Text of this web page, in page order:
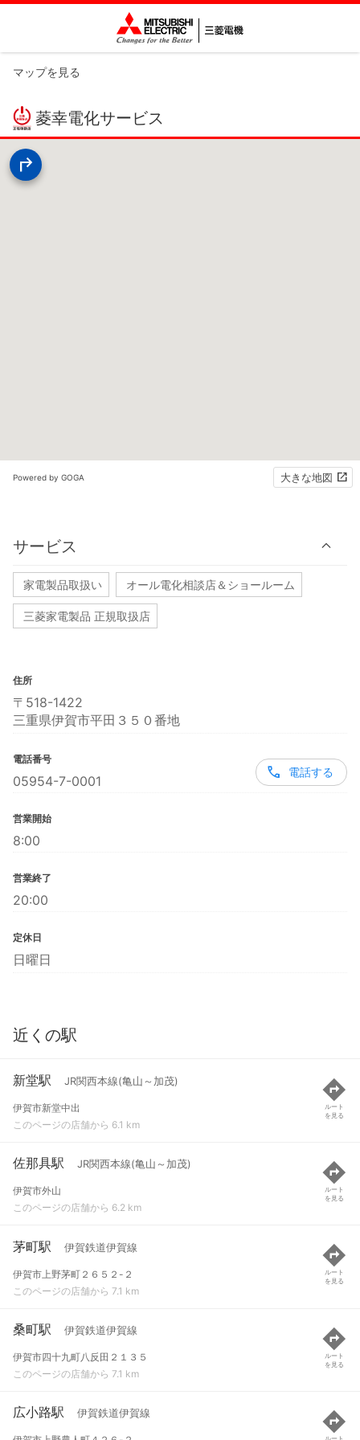
マップを見る
菱幸電化サービス
Powered by GOGA 大きな地図
サービス
家電製品取扱い オール電化相談店＆ショールーム
三菱家電製品 正規取扱店
住所
〒518-1422
三重県伊賀市平田３５０番地
電話番号
05954-7-0001
電話する
営業開始
8:00
営業終了
20:00
定休日
日曜日
近くの駅
新堂駅 JR関西本線(亀山～加茂)
伊賀市新堂中出
このページの店舗から 6.1 km
ルート
を見る
佐那具駅 JR関西本線(亀山～加茂)
伊賀市外山
このページの店舗から 6.2 km
ルート
を見る
茅町駅 伊賀鉄道伊賀線
伊賀市上野茅町２６５２-２
このページの店舗から 7.1 km
ルート
を見る
桑町駅 伊賀鉄道伊賀線
伊賀市四十九町八反田２１３５
このページの店舗から 7.1 km
ルート
を見る
広小路駅 伊賀鉄道伊賀線